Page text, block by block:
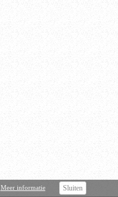
Meer informatie Sluiten